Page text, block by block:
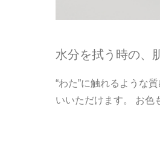
水分を拭う時の、
“わた”に触れるような
いいただけます。 お色